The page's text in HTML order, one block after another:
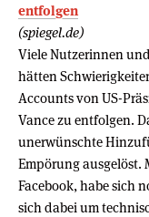
entfolgen
(spiegel.de)
Viele Nutzerinnen
hätten
Accounts von US-
Vance zu entfolgen.
unerwünschte
Empörung ausgelöst.
Facebook, habe sich
sich dabei um